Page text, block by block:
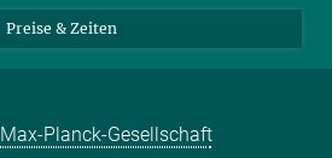
Preise & Zeiten
Max-Planck-Gesellschaft